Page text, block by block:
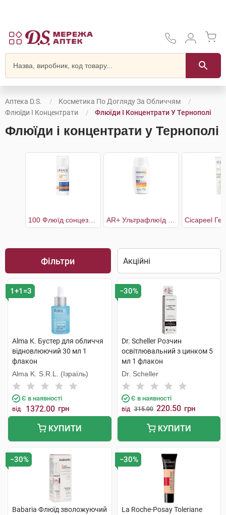
Аптека D.S.
Косметика По Догляду За Обличчям
Флюїди І Концентрати
Флюїди І Концентрати У Тернополі
Флюїди і концентрати у Тернополі
Фільтри
1+1=3
Alma K. Бустер для обличчя
відновлюючий 30 мл 1
флакон
Alma K. S.R.L. (Ізраїль)
Є в наявності
від 1372.00 грн
КУПИТИ
−30%
Dr. Scheller Розчин
освітлювальний з цинком 5
мл 1 флакон
Dr. Scheller
Є в наявності
від 315.00 220.50 грн
КУПИТИ
−30%
Babaria Флюїд зволожуючий
−30%
La Roche-Posay Toleriane